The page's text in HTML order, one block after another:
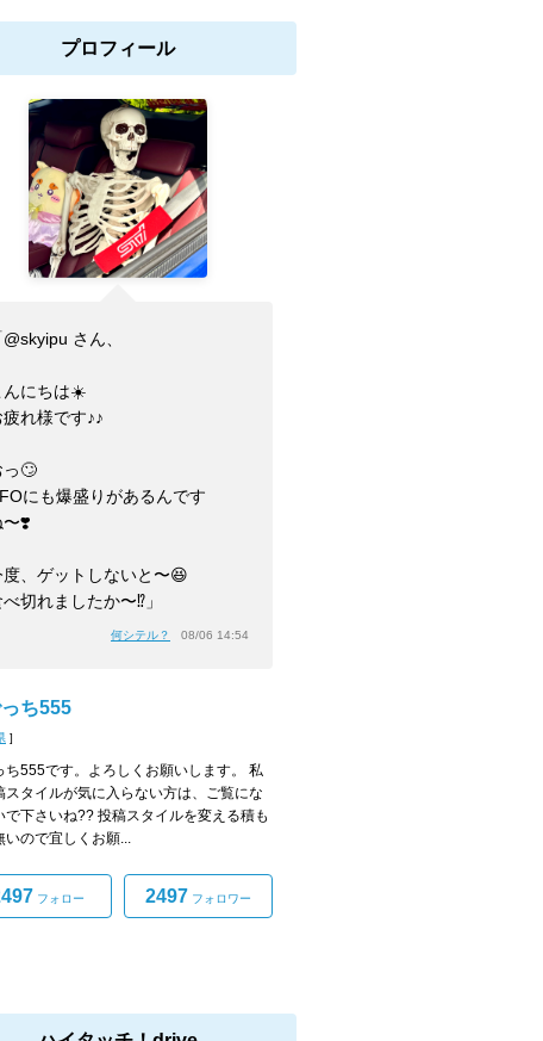
プロフィール
@skyipu さん、
んにちは☀️
疲れ様です♪♪
っ🙄
にも爆盛りがあるんです
〜❣️
度、ゲットしないと〜😆
切れましたか〜⁉️」
何シテル？ 08/06 14:54
ち555
]
ち555です。よろしくお願いします。 私
スタイルが気に入らない方は、ご覧にな
で下さいね?? 投稿スタイルを変える積も
いので宜しくお願...
フォロー 2497 フォロワー